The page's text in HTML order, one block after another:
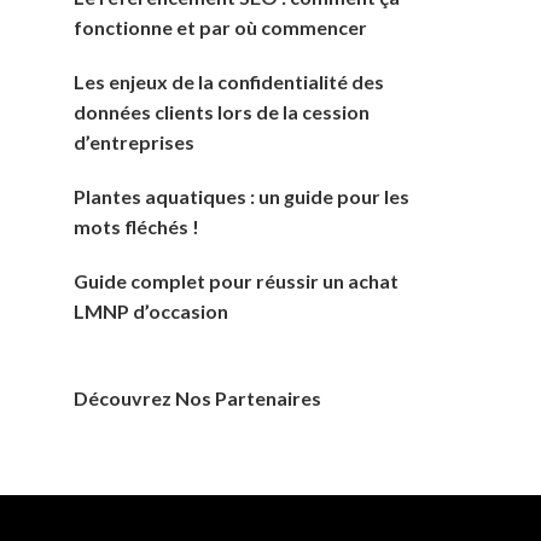
fonctionne et par où commencer
Les enjeux de la confidentialité des
données clients lors de la cession
d’entreprises
Plantes aquatiques : un guide pour les
mots fléchés !
Guide complet pour réussir un achat
LMNP d’occasion
Découvrez Nos Partenaires